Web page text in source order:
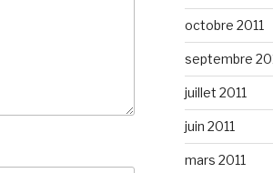
octobre 2011
septembre
juillet 2011
juin 2011
mars 2011